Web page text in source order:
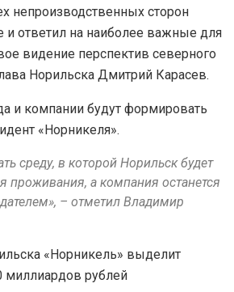
непроизводственных сторон
и ответил на наиболее важные для
видение перспектив северного
Норильска Дмитрий Карасев.
и компании будут формировать
«Норникеля».
среду, в которой Норильск будет
проживания, а компания останется
– отметил Владимир